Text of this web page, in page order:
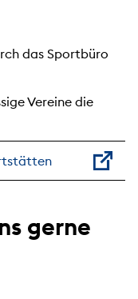
das Sportbüro
Vereine die
gerne